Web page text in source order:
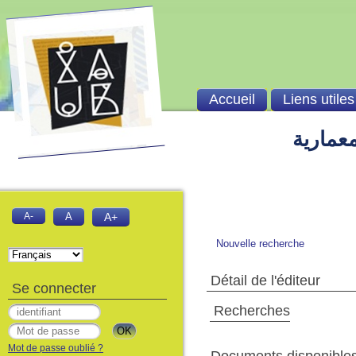
Nouvelle recherche
Détail de l'éditeur
Recherches
Accueil Liens utiles
A- A A+
Se connecter
Mot de passe oublié ?